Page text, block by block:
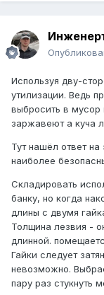
Используя дву-
утилизации. Ведь
выбросить в мусор
заржавеют а куча
Тут нашёл ответ на
наиболее
Складировать
банку, но когда
длины с двумя
Толщина лезвия -
длинной.
Гайки следует
невозможно.
пару раз стукнуть